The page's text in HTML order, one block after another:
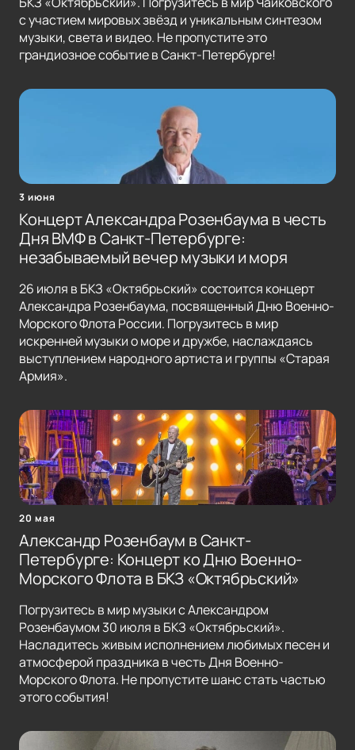
с участием мировых звёзд и уникальным синтезом
музыки, света и видео. Не пропустите это
грандиозное событие в Санкт-Петербурге!
3 июня
Концерт Александра Розенбаума в честь
Дня ВМФ в Санкт-Петербурге:
незабываемый вечер музыки и моря
26 июля в БКЗ «Октябрьский» состоится концерт
Александра Розенбаума, посвященный Дню Военно-
Морского Флота России. Погрузитесь в мир
искренней музыки о море и дружбе, наслаждаясь
выступлением народного артиста и группы «Старая
Армия».
20 мая
Александр Розенбаум в Санкт-
Петербурге: Концерт ко Дню Военно-
Морского Флота в БКЗ «Октябрьский»
Погрузитесь в мир музыки с Александром
Розенбаумом 30 июля в БКЗ «Октябрьский».
Насладитесь живым исполнением любимых песен и
атмосферой праздника в честь Дня Военно-
Морского Флота. Не пропустите шанс стать частью
этого события!